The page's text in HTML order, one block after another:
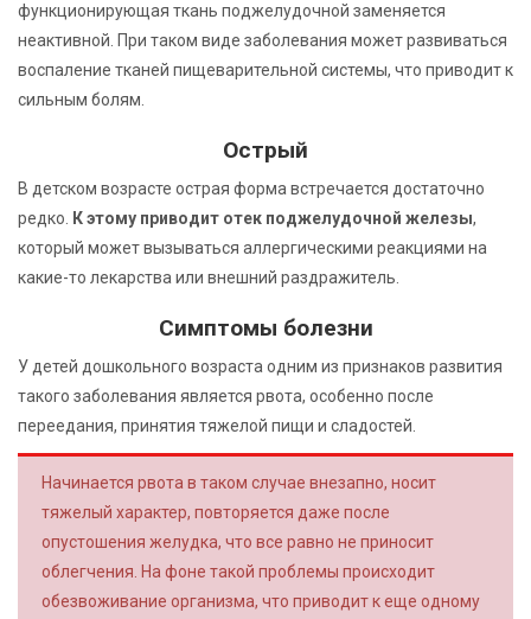
функционирующая ткань поджелудочной заменяется
неактивной. При таком виде заболевания может развиваться
воспаление тканей пищеварительной системы, что приводит к
сильным болям.
Острый
В детском возрасте острая форма встречается достаточно
редко.
К этому приводит отек поджелудочной железы,
который может вызываться аллергическими реакциями на
какие-то лекарства или внешний раздражитель.
Симптомы болезни
У детей дошкольного возраста одним из признаков развития
такого заболевания является рвота, особенно после
переедания, принятия тяжелой пищи и сладостей.
Начинается рвота в таком случае внезапно, носит
тяжелый характер, повторяется даже после
опустошения желудка, что все равно не приносит
облегчения. На фоне такой проблемы происходит
обезвоживание организма, что приводит к еще одному